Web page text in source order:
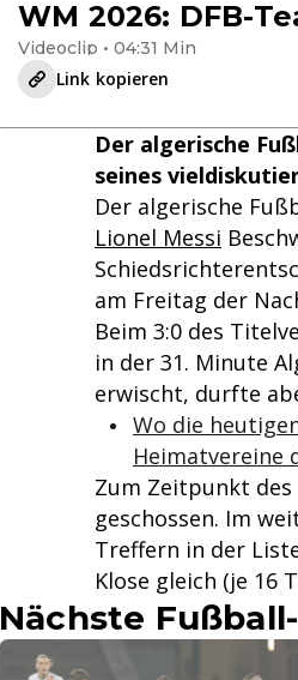
WM 2026: DFB-
Videoclip • 04:31 Min
Link kopieren
Der algerische
seines
Der algerische
Lionel Messi
am Freitag der
Beim 3:0 des
in der 31. Minute
erwischt, durfte
Wo die
Heimatvereine
Zum Zeitpunkt des
geschossen. Im
Treffern in der
Klose gleich (je 16
Nächste